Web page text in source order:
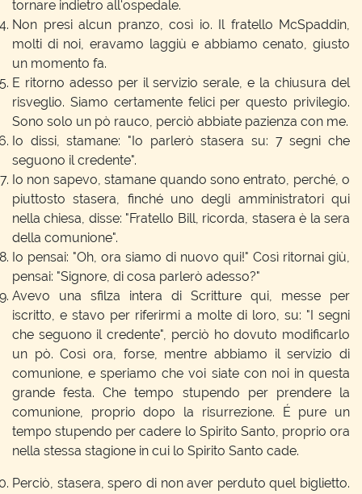
tornare indietro all'ospedale.
Non presi alcun pranzo, così io. Il fratello McSpaddin,
molti di noi, eravamo laggiù e abbiamo cenato, giusto
un momento fa.
E ritorno adesso per il servizio serale, e la chiusura del
risveglio. Siamo certamente felici per questo privilegio.
Sono solo un pò rauco, perciò abbiate pazienza con me.
Io dissi, stamane: "Io parlerò stasera su: 7 segni che
seguono il credente".
Io non sapevo, stamane quando sono entrato, perché, o
piuttosto stasera, finché uno degli amministratori qui
nella chiesa, disse: "Fratello Bill, ricorda, stasera è la sera
della comunione".
Io pensai: "Oh, ora siamo di nuovo qui!" Così ritornai giù,
pensai: "Signore, di cosa parlerò adesso?"
Avevo una sfilza intera di Scritture qui, messe per
iscritto, e stavo per riferirmi a molte di loro, su: "I segni
che seguono il credente", perciò ho dovuto modificarlo
un pò. Così ora, forse, mentre abbiamo il servizio di
comunione, e speriamo che voi siate con noi in questa
grande festa. Che tempo stupendo per prendere la
comunione, proprio dopo la risurrezione. É pure un
tempo stupendo per cadere lo Spirito Santo, proprio ora
nella stessa stagione in cui lo Spirito Santo cade.
Perciò, stasera, spero di non aver perduto quel biglietto.